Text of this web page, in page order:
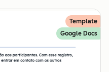
Template
Google Docs